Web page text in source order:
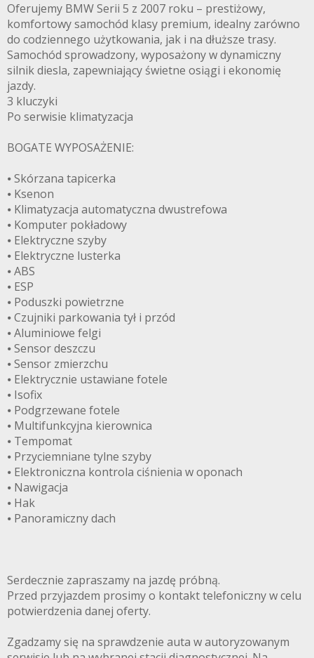
Oferujemy BMW Serii 5 z 2007 roku – prestiżowy,
komfortowy samochód klasy premium, idealny zarówno
do codziennego użytkowania, jak i na dłuższe trasy.
Samochód sprowadzony, wyposażony w dynamiczny
silnik diesla, zapewniający świetne osiągi i ekonomię
jazdy.
3 kluczyki
Po serwisie klimatyzacja
BOGATE WYPOSAŻENIE:
⦁ Skórzana tapicerka
⦁ Ksenon
⦁ Klimatyzacja automatyczna dwustrefowa
⦁ Komputer pokładowy
⦁ Elektryczne szyby
⦁ Elektryczne lusterka
⦁ ABS
⦁ ESP
⦁ Poduszki powietrzne
⦁ Czujniki parkowania tył i przód
⦁ Aluminiowe felgi
⦁ Sensor deszczu
⦁ Sensor zmierzchu
⦁ Elektrycznie ustawiane fotele
⦁ Isofix
⦁ Podgrzewane fotele
⦁ Multifunkcyjna kierownica
⦁ Tempomat
⦁ Przyciemniane tylne szyby
⦁ Elektroniczna kontrola ciśnienia w oponach
⦁ Nawigacja
⦁ Hak
⦁ Panoramiczny dach
Serdecznie zapraszamy na jazdę próbną.
Przed przyjazdem prosimy o kontakt telefoniczny w celu
potwierdzenia danej oferty.
Zgadzamy się na sprawdzenie auta w autoryzowanym